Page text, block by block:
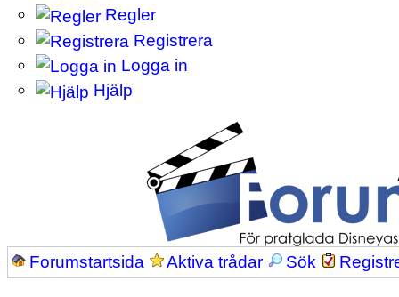
Regler
Registrera
Logga in
Hjälp
Forumstartsida Aktiva trådar Sök